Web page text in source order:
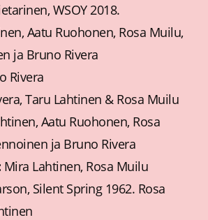
WSOY 2018.
Aatu Ruohonen, Rosa Muilu,
ja Bruno Rivera
Rivera
Taru Lahtinen & Rosa Muilu
Aatu Ruohonen, Rosa
ja Bruno Rivera
Mira Lahtinen, Rosa Muilu
Silent Spring 1962. Rosa